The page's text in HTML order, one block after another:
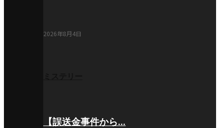
2026年8月4日
【誤送金事件から…